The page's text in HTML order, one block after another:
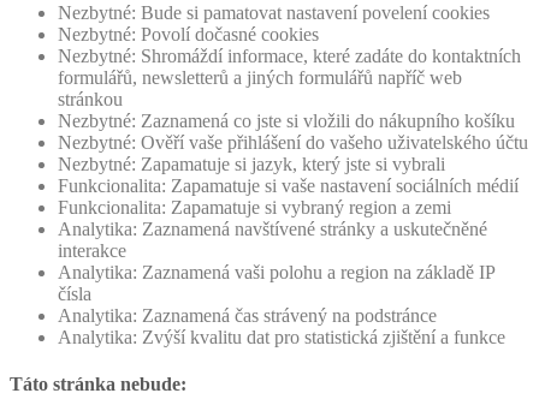
Nezbytné: Bude si pamatovat nastavení povelení cookies
Nezbytné: Povolí dočasné cookies
Nezbytné: Shromáždí informace, které zadáte do kontaktních
formulářů, newsletterů a jiných formulářů napříč web
stránkou
Nezbytné: Zaznamená co jste si vložili do nákupního košíku
Nezbytné: Ověří vaše přihlášení do vašeho uživatelského účtu
Nezbytné: Zapamatuje si jazyk, který jste si vybrali
Funkcionalita: Zapamatuje si vaše nastavení sociálních médií
Funkcionalita: Zapamatuje si vybraný region a zemi
Analytika: Zaznamená navštívené stránky a uskutečněné
interakce
Analytika: Zaznamená vaši polohu a region na základě IP
čísla
Analytika: Zaznamená čas strávený na podstránce
Analytika: Zvýší kvalitu dat pro statistická zjištění a funkce
Táto stránka nebude: